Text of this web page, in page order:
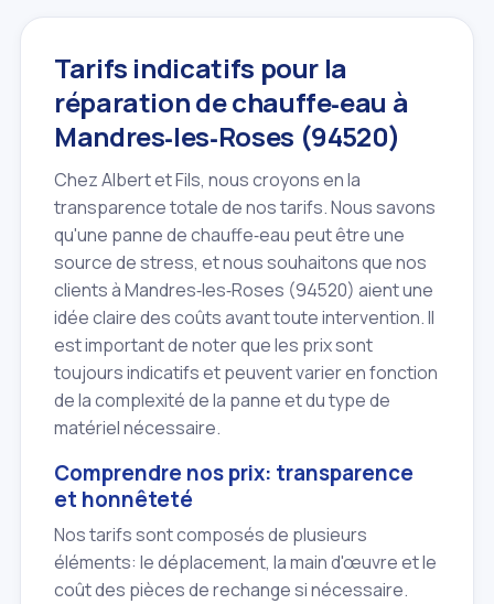
Tarifs indicatifs pour la
réparation de chauffe‑eau à
Mandres‑les‑Roses (94520)
Chez Albert et Fils, nous croyons en la
transparence totale de nos tarifs. Nous savons
qu'une panne de chauffe‑eau peut être une
source de stress, et nous souhaitons que nos
clients à Mandres‑les‑Roses (94520) aient une
idée claire des coûts avant toute intervention. Il
est important de noter que les prix sont
toujours indicatifs et peuvent varier en fonction
de la complexité de la panne et du type de
matériel nécessaire.
Comprendre nos prix: transparence
et honnêteté
Nos tarifs sont composés de plusieurs
éléments: le déplacement, la main d'œuvre et le
coût des pièces de rechange si nécessaire.